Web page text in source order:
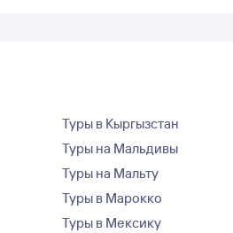
Туры в Кыргызстан
Туры на Мальдивы
Туры на Мальту
Туры в Марокко
Туры в Мексику